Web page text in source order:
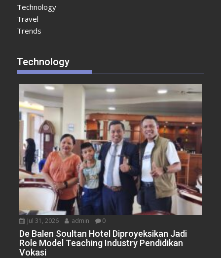
Technology
Travel
Trends
Technology
Jul 31, 2026 admin 0
De Balen Soultan Hotel Diproyeksikan Jadi
Role Model Teaching Industry Pendidikan
Vokasi